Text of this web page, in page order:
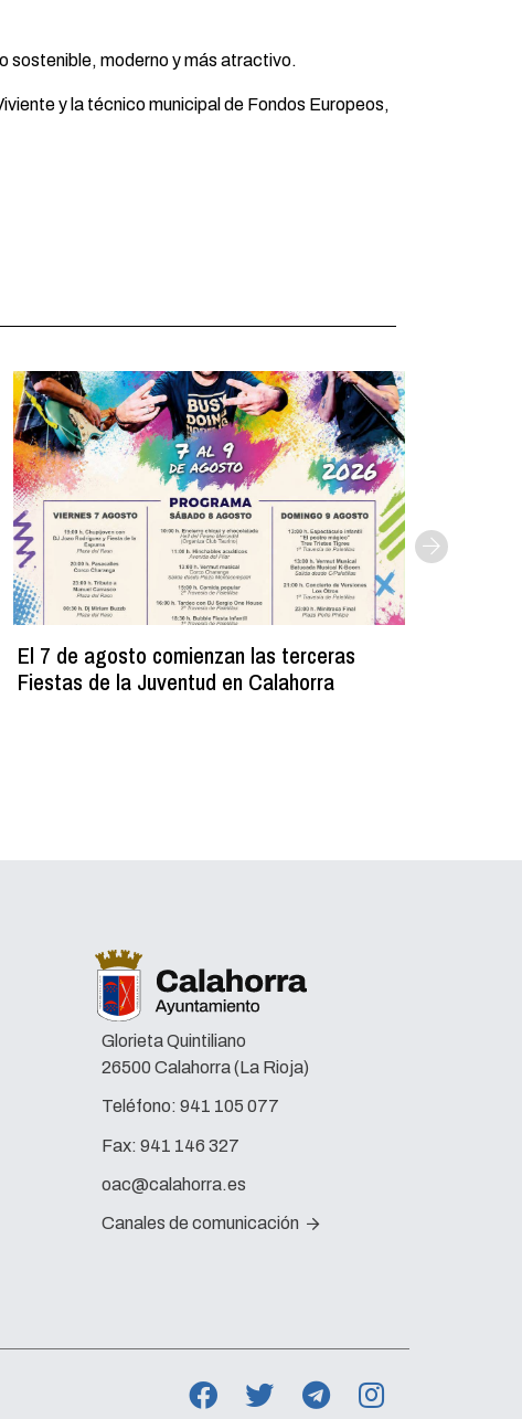
sostenible, moderno y más atractivo.
y la técnico municipal de Fondos Europeos,
El 7 de agosto comienzan las terceras
Fiestas de la Juventud en Calahorra
Glorieta Quintiliano
26500 Calahorra (La Rioja)
Teléfono: 941 105 077
Fax: 941 146 327
oac@calahorra.es
Canales de comunicación